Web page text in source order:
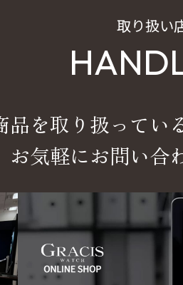
取り扱い
を取り扱ってい
お気軽にお問い合